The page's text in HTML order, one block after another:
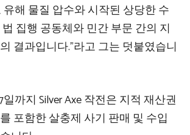
유해 물질 압수와 시작된 상당한 수
집행 공동체와 민간 부문 간의 지
결과입니다.”라고 그는 덧붙였습니
일까지 Silver Axe 작전은 지적 재산권
포함한 살충제 사기 판매 및 수입